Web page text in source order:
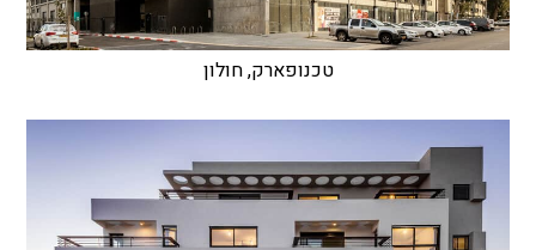
טכנופארק, חולון